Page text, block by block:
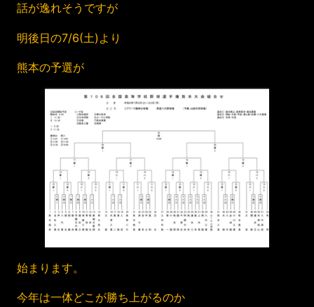
話が逸れそうですが
明後日の7/6(土)より
熊本の予選が
始まります。
今年は一体どこが勝ち上がるのか